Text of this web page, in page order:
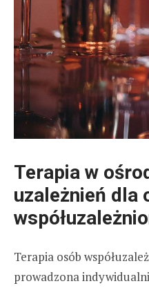
Terapia w
uzależnień dla
Terapia osób
prowadzona